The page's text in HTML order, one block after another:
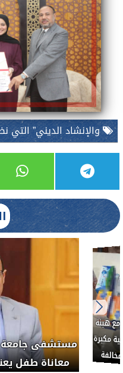
والإنشاد الديني” التي
العلاج الحر
الدواء المصرية
لضبط المنشآت الطبية المخالفة.....
خبيث